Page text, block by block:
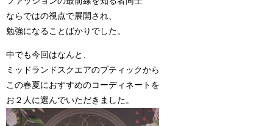
ならではの視点で展開され、
勉強になることばかりでした。
中でも今回はなんと、
ミッドランドスクエアのブティックから
この春夏におすすめのコーディネートを
お２人に選んでいただきました。